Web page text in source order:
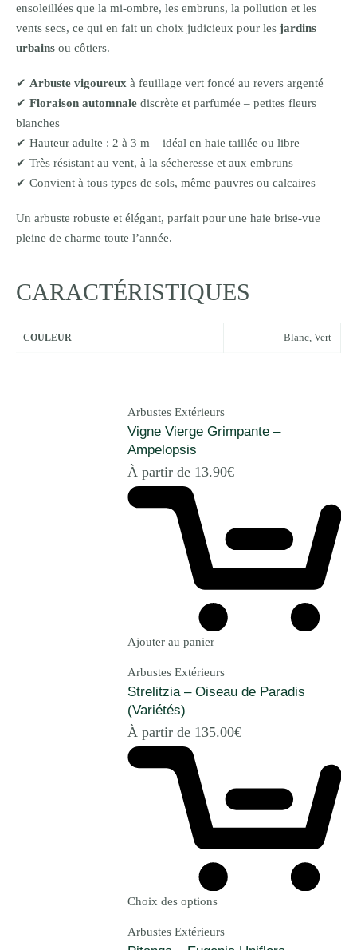
ensoleillées que la mi-ombre, les embruns, la pollution et les
vents secs, ce qui en fait un choix judicieux pour les jardins
urbains ou côtiers.
✔ Arbuste vigoureux à feuillage vert foncé au revers argenté
✔ Floraison automnale discrète et parfumée – petites fleurs
blanches
✔ Hauteur adulte : 2 à 3 m – idéal en haie taillée ou libre
✔ Très résistant au vent, à la sécheresse et aux embruns
✔ Convient à tous types de sols, même pauvres ou calcaires
Un arbuste robuste et élégant, parfait pour une haie brise-vue
pleine de charme toute l’année.
CARACTÉRISTIQUES
COULEUR Blanc, Vert
Arbustes Extérieurs
Vigne Vierge Grimpante –
Ampelopsis
À partir de 13.90€
Ajouter au panier
Arbustes Extérieurs
Strelitzia – Oiseau de Paradis
(Variétés)
À partir de 135.00€
Choix des options
Arbustes Extérieurs